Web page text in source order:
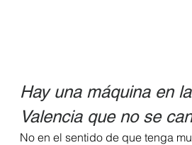
Hay una máquina en
Valencia que no se
No en el sentido de que tenga